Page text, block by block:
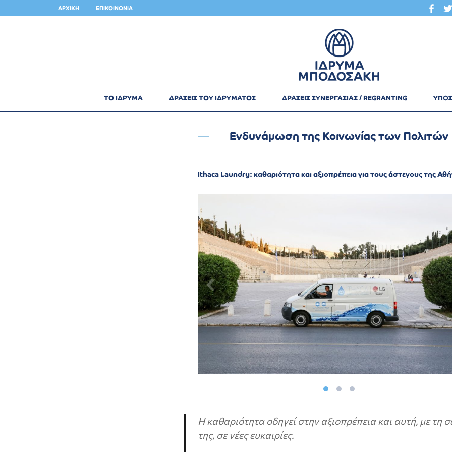
ΤΟ ΙΔΡΥΜΑ ΔΡΑΣΕΙΣ ΤΟΥ ΙΔΡΥΜΑΤΟΣ ΔΡΑΣΕΙΣ ΣΥΝΕΡΓΑΣΙΑΣ / REGRANTING
ΑΡΧΙΚΗ ΕΠΙΚΟΙΝΩΝΙΑ
Ενδυνάμωση της Κοινωνίας των Πολιτών
Ithaca Laundry: καθαριότητα και αξιοπρέπεια για τους άστεγους της
Η καθαριότητα οδηγεί στην αξιοπρέπεια και αυτή, με τη
της, σε νέες ευκαιρίες.